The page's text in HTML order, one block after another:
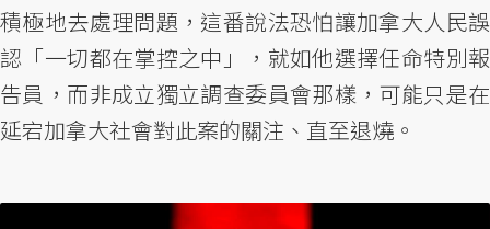
積極地去處理問題，這番說法恐怕讓加拿大人民誤
認「一切都在掌控之中」，就如他選擇任命特別報
告員，而非成立獨立調查委員會那樣，可能只是在
延宕加拿大社會對此案的關注、直至退燒。